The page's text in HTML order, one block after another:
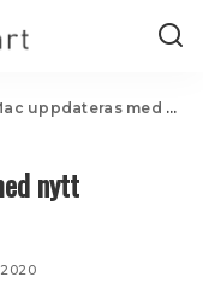
med nytt gränssnitt (augusti 2020)
nytt